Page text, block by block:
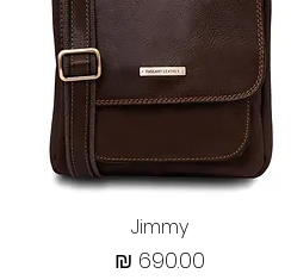
תצוגה מהירה
Jimmy
מחיר